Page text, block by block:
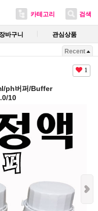
카테고리 검색
장바구니 관심상품
Recent
1
ph버퍼/Buffer
10